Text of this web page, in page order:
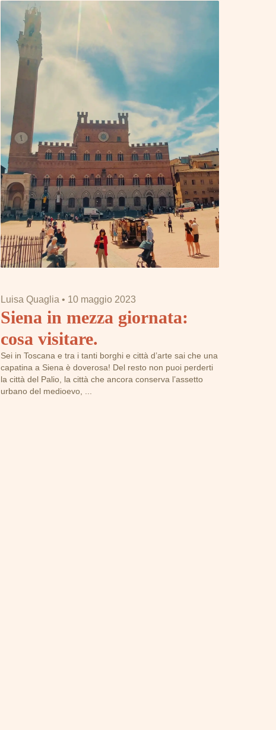
Luisa Quaglia • 10 maggio 2023
Siena in mezza giornata:
cosa visitare.
Sei in Toscana e tra i tanti borghi e città d’arte sai che una
capatina a Siena è doverosa! Del resto non puoi perderti
la città del Palio, la città che ancora conserva l’assetto
urbano del medioevo, ...